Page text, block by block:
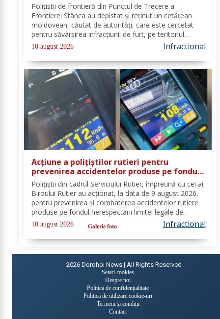
Poliţiştii de frontieră din Punctul de Trecere a
Frontierei Stânca au depistat şi reţinut un cetățean
moldovean, căutat de autorităţi, care este cercetat
pentru săvârşirea infracţiunii de furt, pe teritoriul
Germaniei. În ziua de 08 august a.c, în jurul orei 14.00,
în Punctul de Trecere a...
10 august 2026 Infractional
Acțiune a polițiștilor rutieri pentru
prevenirea accidentelor produse pe fondul
vitezei excesive. 20 de permise de
conducere reținute
Polițiștii din cadrul Serviciului Rutier, împreună cu cei ai
Biroului Rutier au acționat, la data de 9 august 2026,
pentru prevenirea și combaterea accidentelor rutiere
produse pe fondul nerespectării limitei legale de
viteză. Astfel, activitățile s-au desfășurat pe sectoarele
de drum identificate...
10 august 2026 Galerie foto Infractional
2026 Dorohoi News | All Rights Reserved
Setari cookies
Despre noi
Politica de confidențialitate
Politica de utilizare cookie-uri
Termeni și condiții
Contact